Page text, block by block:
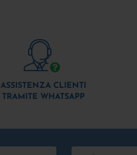
ASSISTENZA CLIENTI
TRAMITE WHATSAPP